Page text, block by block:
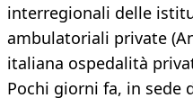
interregionali delle
ambulatoriali private
italiana ospedalità
Pochi giorni fa, in sede